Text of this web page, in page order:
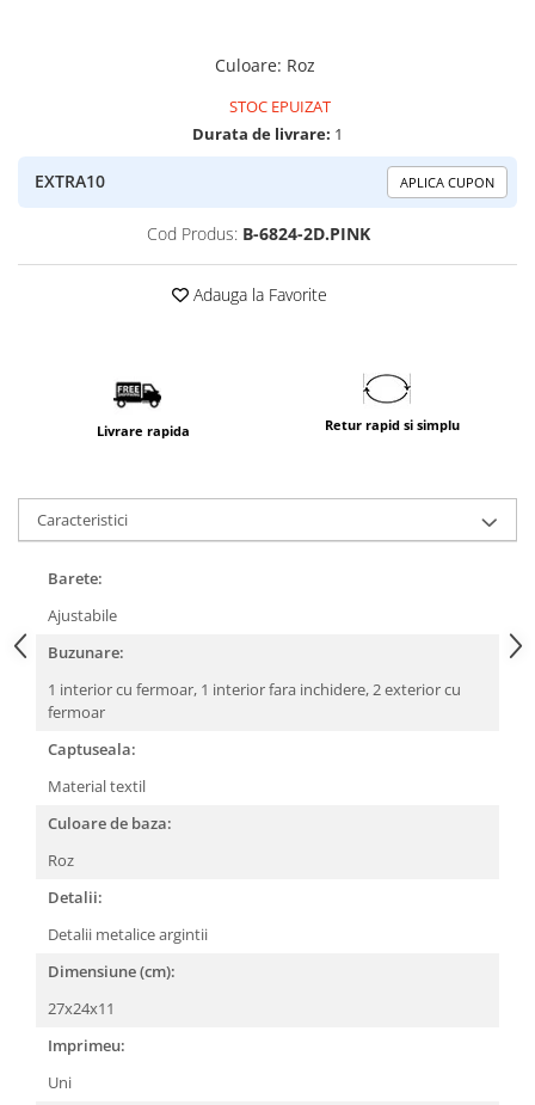
Culoare: Roz
STOC EPUIZAT
Durata de livrare: 1
EXTRA10 APLICA CUPON
Cod Produs: B-6824-2D.PINK
Adauga la Favorite
Livrare rapida Retur rapid si simplu
Caracteristici
Barete:
Ajustabile
Buzunare:
1 interior cu fermoar, 1 interior fara inchidere,2 exterior cu
fermoar
Captuseala:
Material textil
Culoare de baza:
Roz
Detalii:
Detalii metalice argintii
Dimensiune (cm):
27x24x11
Imprimeu:
Uni